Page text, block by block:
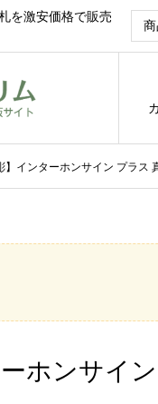
を激安価格で販売
】インターホンサイン プラス
ーホンサイ